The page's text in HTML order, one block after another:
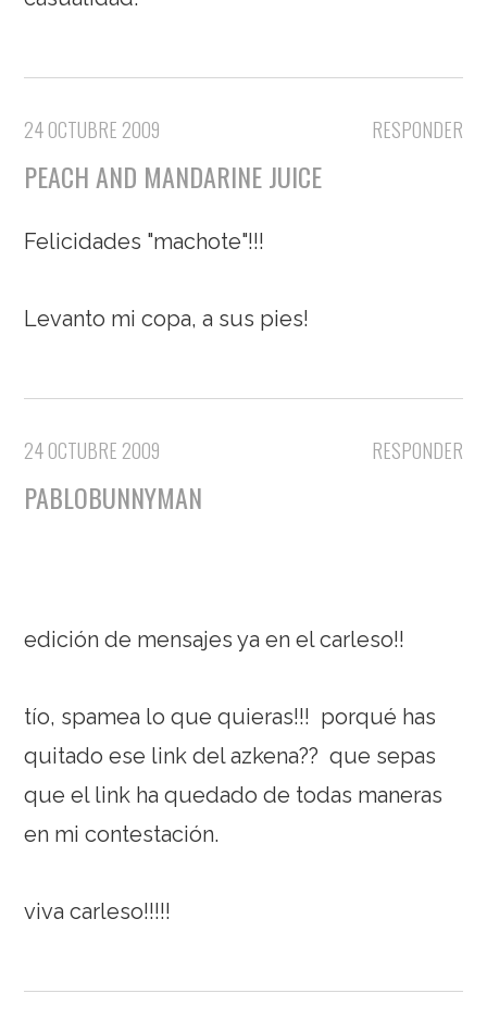
RESPONDER
24 OCTUBRE 2009
PEACH AND MANDARINE JUICE
Felicidades "machote"!!!
Levanto mi copa, a sus pies!
RESPONDER
24 OCTUBRE 2009
PABLOBUNNYMAN
edición de mensajes ya en el carleso!!
tío, spamea lo que quieras!!! porqué has
quitado ese link del azkena?? que sepas
que el link ha quedado de todas maneras
en mi contestación.
viva carleso!!!!!